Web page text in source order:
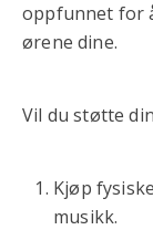
oppfunnet for
ørene dine.
Vil du støtte
Kjøp
musikk.